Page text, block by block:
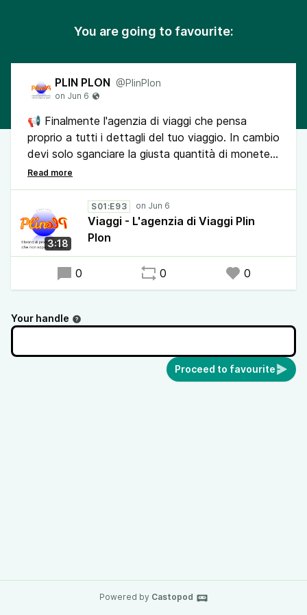
You are going to favourite:
PLIN PLON @PlinPlon
📢 Finalmente l'agenzia di viaggi che pensa
proprio a tutti i dettagli del tuo viaggio. In cambio
devi solo sganciare la giusta quantità di monete.
Sì accettiamo anche lingotti.
Ricorda i soldi non sono importanti, dalli a noi.
🔔Condividi il podcast Plin Plon, il brand di
prodotti e servizi che non sapevi di volere. Sarà
un bel regalo per chi lo ascolta.
3:18
S01:E93
Viaggi - L'agenzia di Viaggi Plin
Plon
0 0 0
Your handle
Proceed to favourite
Powered by Castopod